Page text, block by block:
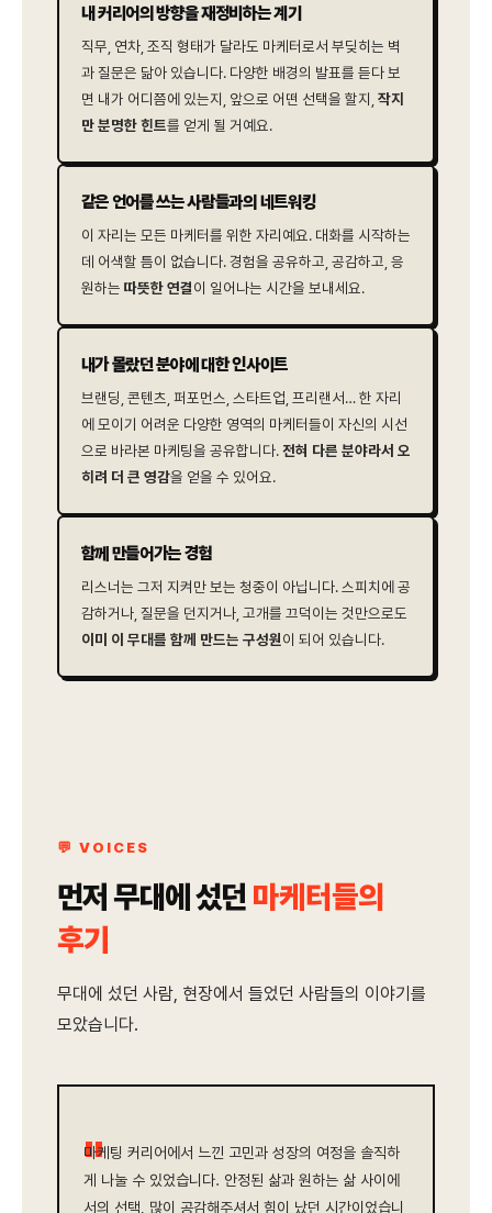
내 커리어의 방향을 재정비하는 계기
직무, 연차, 조직 형태가 달라도 마케터로서 부딪히는 벽
과 질문은 닮아 있습니다. 다양한 배경의 발표를 듣다 보
면 내가 어디쯤에 있는지, 앞으로 어떤 선택을 할지, 작지
만 분명한 힌트를 얻게 될 거예요.
같은 언어를 쓰는 사람들과의 네트워킹
이 자리는 모든 마케터를 위한 자리예요. 대화를 시작하는
데 어색할 틈이 없습니다. 경험을 공유하고, 공감하고, 응
원하는 따뜻한 연결이 일어나는 시간을 보내세요.
내가 몰랐던 분야에 대한 인사이트
브랜딩, 콘텐츠, 퍼포먼스, 스타트업, 프리랜서… 한 자리
에 모이기 어려운 다양한 영역의 마케터들이 자신의 시선
으로 바라본 마케팅을 공유합니다.전혀 다른 분야라서 오
히려 더 큰 영감을 얻을 수 있어요.
함께 만들어가는 경험
리스너는 그저 지켜만 보는 청중이 아닙니다. 스피치에 공
감하거나, 질문을 던지거나, 고개를 끄덕이는 것만으로도
이미 이 무대를 함께 만드는 구성원이 되어 있습니다.
💬 VOICES
먼저 무대에 섰던 마케터들의
후기
무대에 섰던 사람, 현장에서 들었던 사람들의 이야기를
모았습니다.
"
마케팅 커리어에서 느낀 고민과 성장의 여정을 솔직하
게 나눌 수 있었습니다. 안정된 삶과 원하는 삶 사이에
서의 선택, 많이 공감해주셔서 힘이 났던 시간이었습니